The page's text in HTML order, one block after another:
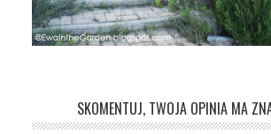
SKOMENTUJ, TWOJA OPINIA MA